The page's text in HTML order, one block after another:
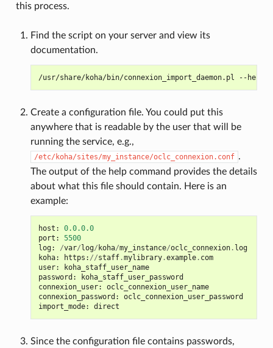
this process.
Find the script on your server and view its
documentation.
/usr/share/koha/bin/connexion_import_daemon.pl
Create a configuration file. You could put this
anywhere that is readable by the user that will be
running the service, e.g.,
/etc/koha/sites/my_instance/oclc_connexion.conf .
The output of the help command provides the details
about what this file should contain. Here is an
example:
host :
0.0.0.0
port :
5500
log: /var/log/ koha/my_instance/oclc_connexion. log
koha: https : //staff.mylibrary.example. com
user:
koha_staff_user_name
password :
koha_staff_user_password
connexion_user:
oclc_connexion_user_name
connexion_password :
oclc_connexion_user_password
import_mode: direct
Since the configuration file contains passwords,